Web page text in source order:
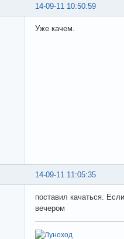
14-09-11 10:50:59
Уже качем.
14-09-11 11:05:35
поставил качаться.
вечером